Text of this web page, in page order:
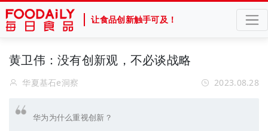
让食品创新触手可及！
黄卫伟：没有创新观，不必谈战略
华夏基石e洞察 2023.08.28
华为为什么重视创新？